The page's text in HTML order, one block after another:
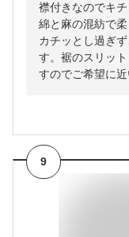
襟付きなのでキ
綿と麻の混紡で
カチッとし過ぎ
す。裾のスリッ
すのでご希望に
9